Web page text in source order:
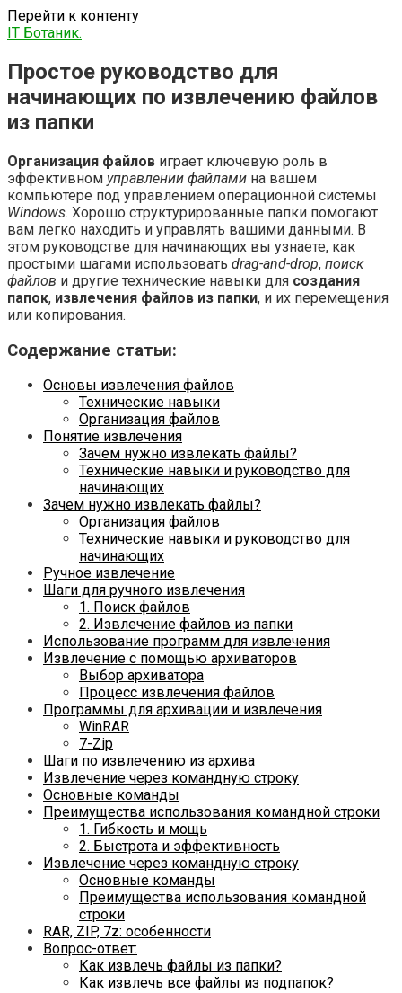
Перейти к контенту
IT Ботаник.
Простое руководство для
начинающих по извлечению файлов
из папки
Организация файлов играет ключевую роль в
эффективном управлении файлами на вашем
компьютере под управлением операционной системы
Windows. Хорошо структурированные папки помогают
вам легко находить и управлять вашими данными. В
этом руководстве для начинающих вы узнаете, как
простыми шагами использовать drag-and-drop, поиск
файлов и другие технические навыки для создания
папок, извлечения файлов из папки, и их перемещения
или копирования.
Содержание статьи:
Основы извлечения файлов
Технические навыки
Организация файлов
Понятие извлечения
Зачем нужно извлекать файлы?
Технические навыки и руководство для
начинающих
Зачем нужно извлекать файлы?
Организация файлов
Технические навыки и руководство для
начинающих
Ручное извлечение
Шаги для ручного извлечения
1. Поиск файлов
2. Извлечение файлов из папки
Использование программ для извлечения
Извлечение с помощью архиваторов
Выбор архиватора
Процесс извлечения файлов
Программы для архивации и извлечения
WinRAR
7-Zip
Шаги по извлечению из архива
Извлечение через командную строку
Основные команды
Преимущества использования командной строки
1. Гибкость и мощь
2. Быстрота и эффективность
Извлечение через командную строку
Основные команды
Преимущества использования командной
строки
RAR, ZIP, 7z: особенности
Вопрос-ответ:
Как извлечь файлы из папки?
Как извлечь все файлы из подпапок?